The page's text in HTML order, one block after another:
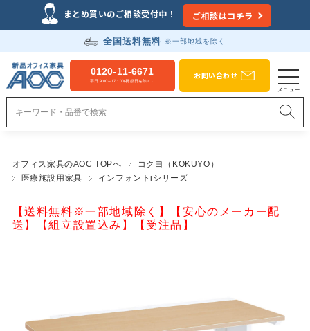
まとめ買いのご相談受付中！ ご相談はコチラ
全国送料無料 ※一部地域を除く
0120-11-6671
平日 9:00～17：00(祝祭日を除く）
お問い合わせ
オフィス家具のAOC TOPへ
コクヨ（KOKUYO）
医療施設用家具
インフォントiシリーズ
【送料無料※一部地域除く】【安心のメーカー配
送】【組立設置込み】【受注品】